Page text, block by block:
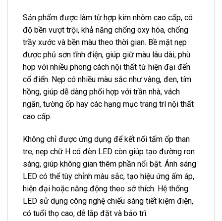
Sản phẩm được làm từ hợp kim nhôm cao cấp, có
độ bền vượt trội, khả năng chống oxy hóa, chống
trầy xước và bền màu theo thời gian. Bề mặt nẹp
được phủ sơn tĩnh điện, giúp giữ màu lâu dài, phù
hợp với nhiều phong cách nội thất từ hiện đại đến
cổ điển. Nẹp có nhiều màu sắc như vàng, đen, tím
hồng, giúp dễ dàng phối hợp với trần nhà, vách
ngăn, tường ốp hay các hạng mục trang trí nội thất
cao cấp.
Không chỉ được ứng dụng để kết nối tấm ốp than
tre, nẹp chữ H có đèn LED còn giúp tạo đường ron
sáng, giúp không gian thêm phần nổi bật. Ánh sáng
LED có thể tùy chỉnh màu sắc, tạo hiệu ứng ấm áp,
hiện đại hoặc năng động theo sở thích. Hệ thống
LED sử dụng công nghệ chiếu sáng tiết kiệm điện,
có tuổi thọ cao, dễ lắp đặt và bảo trì.